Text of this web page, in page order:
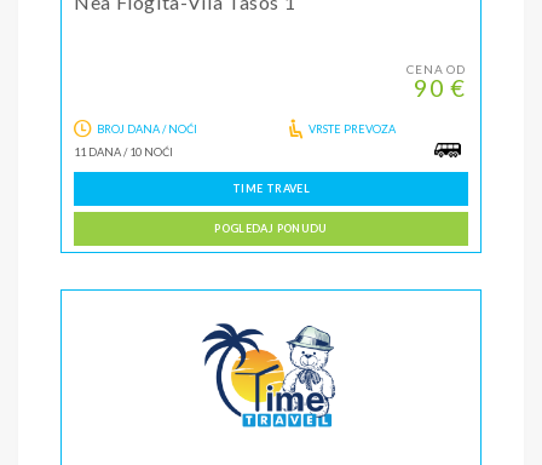
CENA OD
90 €
BROJ DANA / NOĆI
11 DANA/10 NOĆI
VRSTE PREVOZA
TIME TRAVEL
POGLEDAJ PONUDU